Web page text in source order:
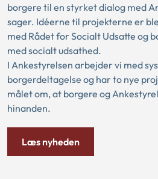
borgere til en styrket dialog med
sager. Idéerne til projekterne er
med Rådet for Socialt Udsatte og
med socialt udsathed.
I Ankestyrelsen arbejder vi med
borgerdeltagelse og har to nye
målet om, at borgere og
hinanden.
Læs nyheden